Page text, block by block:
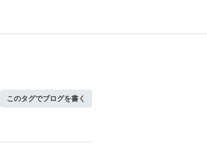
このタグでブログを書く